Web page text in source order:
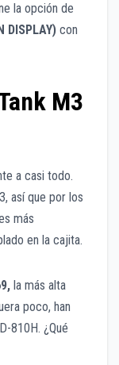
la opción de
DISPLAY) con
M3
a casi todo.
así que por los
más
en la cajita.
la más alta
poco, han
810H. ¿Qué